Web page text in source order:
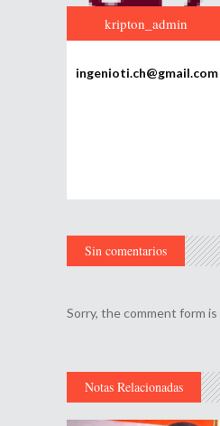
kripton_admin
ingenioti.ch@gmail.com
Sin comentarios
Sorry, the comment form
Notas Relacionadas